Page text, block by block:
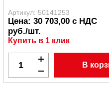
Артикул: 50141253
Цена: 30 703,00 с НДС
руб./шт.
Купить в 1 клик
В